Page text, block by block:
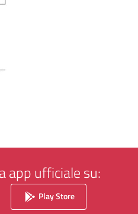
app ufficiale su:
Play Store